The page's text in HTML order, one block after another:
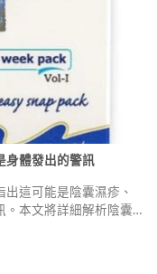
身體發出的警訊
這可能是陰囊濕疹、
。本文將詳細解析陰囊